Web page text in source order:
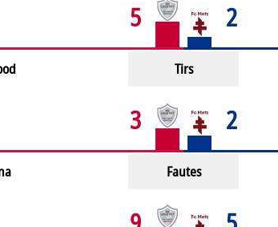
5 2
Tirs
3 2
Fautes